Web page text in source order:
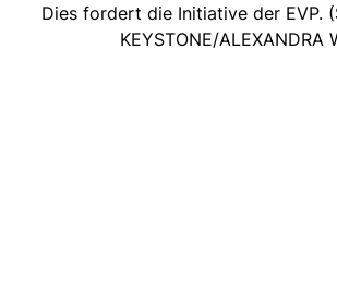
Dies fordert die Initiative der EVP.
KEYSTONE/ALEXANDRA